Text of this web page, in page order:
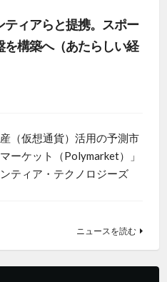
ィアらと提携。スポー
構築へ（あたらしい経
（仮想通貨）活用の予測市
ーケット（Polymarket）」
ティア・テクノロジーズ
ニュースを読む